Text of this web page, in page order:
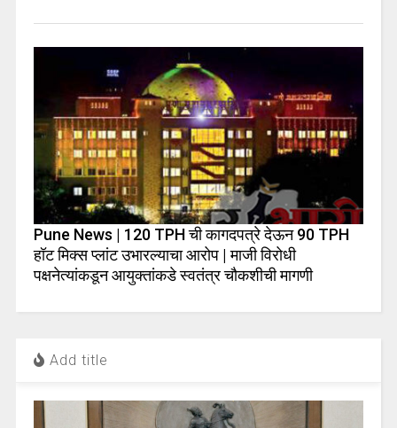
Pune News | 120 TPH ची कागदपत्रे देऊन 90 TPH
हॉट मिक्स प्लांट उभारल्याचा आरोप | माजी विरोधी
पक्षनेत्यांकडून आयुक्तांकडे स्वतंत्र चौकशीची मागणी
Add title